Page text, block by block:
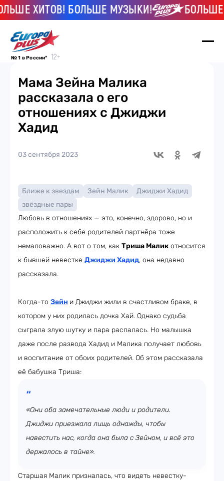
ХИТОВ! БОЛЬШЕ МУЗЫКИ! БОЛЬШЕ
№ 1 в России*
Мама Зейна Малика
рассказала о его
отношениях с Джиджи
Хадид
03 сентября 2023
Ближе к звездам Зейн Малик
Джиджи Хадид
звёздные пары
Любовь в отношениях — это, конечно, здорово, но и
расположить к себе родителей партнёра тоже
немаловажно. А вот о том, как Триша Малик относится
к бывшей невестке Джиджи Хадид, она недавно
рассказала.
Когда-то Зейн и Джиджи жили в счастливом браке, в
котором у них родилась дочка Хай. Однако судьба
сыграла злую шутку и пара распалась. Но малышка
даже после развода Хадид и Малика получает любовь
и воспитание от обоих родителей. Об этом рассказала
её бабушка Триша:
«Они оба замечательные люди и родители.
Джиджи приезжала лищь однажды, чтобы
навестить нас, когда она была с Зейном, и всё это
держалось в тайне».
Старшая Малик призналась, что видеть невестку-